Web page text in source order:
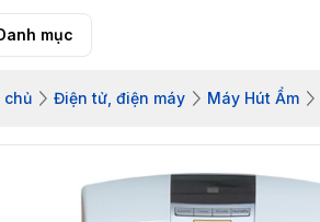
mục
chủ Điện tử, điện máy Máy Hút Ẩm